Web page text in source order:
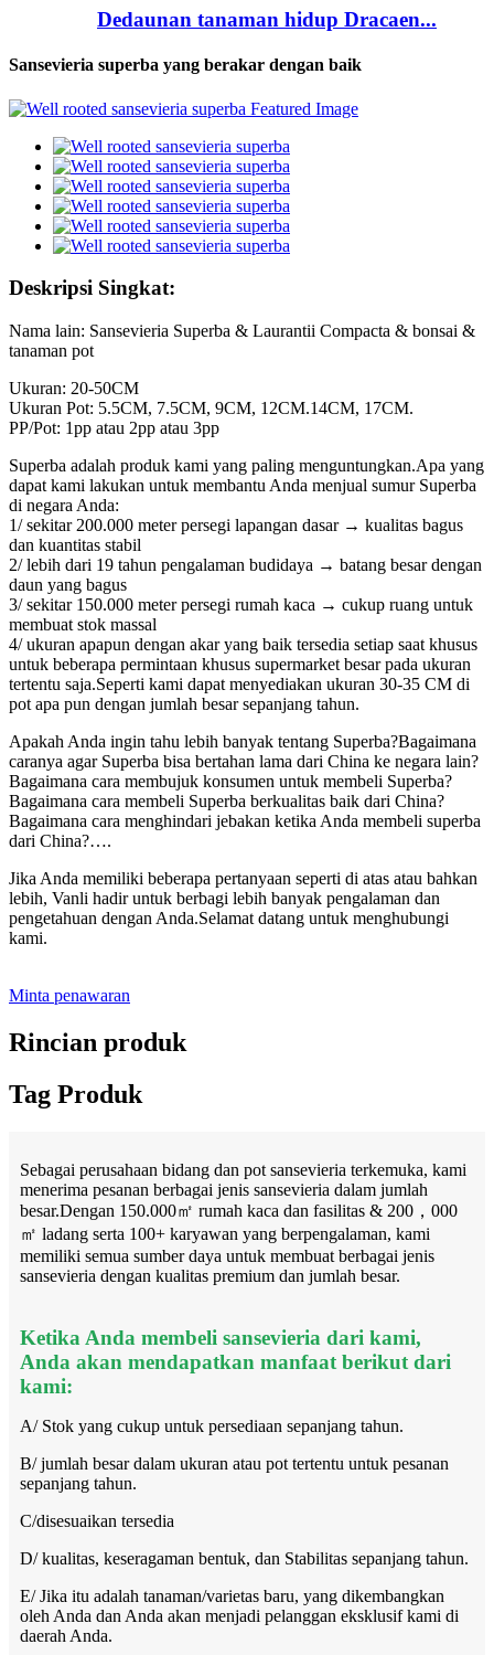
Dedaunan tanaman hidup Dracaen...
Sansevieria superba yang berakar dengan baik
Deskripsi Singkat:
Nama lain: Sansevieria Superba & Laurantii Compacta & bonsai &
tanaman pot
Ukuran: 20-50CM
Ukuran Pot: 5.5CM, 7.5CM, 9CM, 12CM.14CM, 17CM.
PP/Pot: 1pp atau 2pp atau 3pp
Superba adalah produk kami yang paling menguntungkan.Apa yang
dapat kami lakukan untuk membantu Anda menjual sumur Superba
di negara Anda:
1/ sekitar 200.000 meter persegi lapangan dasar → kualitas bagus
dan kuantitas stabil
2/ lebih dari 19 tahun pengalaman budidaya → batang besar dengan
daun yang bagus
3/ sekitar 150.000 meter persegi rumah kaca → cukup ruang untuk
membuat stok massal
4/ ukuran apapun dengan akar yang baik tersedia setiap saat khusus
untuk beberapa permintaan khusus supermarket besar pada ukuran
tertentu saja.Seperti kami dapat menyediakan ukuran 30-35 CM di
pot apa pun dengan jumlah besar sepanjang tahun.
Apakah Anda ingin tahu lebih banyak tentang Superba?Bagaimana
caranya agar Superba bisa bertahan lama dari China ke negara lain?
Bagaimana cara membujuk konsumen untuk membeli Superba?
Bagaimana cara membeli Superba berkualitas baik dari China?
Bagaimana cara menghindari jebakan ketika Anda membeli superba
dari China?….
Jika Anda memiliki beberapa pertanyaan seperti di atas atau bahkan
lebih, Vanli hadir untuk berbagi lebih banyak pengalaman dan
pengetahuan dengan Anda.Selamat datang untuk menghubungi
kami.
Minta penawaran
Rincian produk
Tag Produk
Sebagai perusahaan bidang dan pot sansevieria terkemuka, kami
menerima pesanan berbagai jenis sansevieria dalam jumlah
besar.Dengan 150.000㎡ rumah kaca dan fasilitas & 200，000
㎡ ladang serta 100+ karyawan yang berpengalaman, kami
memiliki semua sumber daya untuk membuat berbagai jenis
sansevieria dengan kualitas premium dan jumlah besar.
Ketika Anda membeli sansevieria dari kami,
Anda akan mendapatkan manfaat berikut dari
kami:
A/ Stok yang cukup untuk persediaan sepanjang tahun.
B/ jumlah besar dalam ukuran atau pot tertentu untuk pesanan
sepanjang tahun.
C/disesuaikan tersedia
D/ kualitas, keseragaman bentuk, dan Stabilitas sepanjang tahun.
E/ Jika itu adalah tanaman/varietas baru, yang dikembangkan
oleh Anda dan Anda akan menjadi pelanggan eksklusif kami di
daerah Anda.